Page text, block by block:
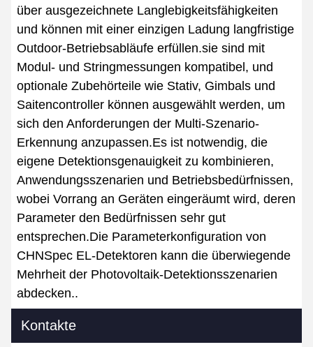
über ausgezeichnete Langlebigkeitsfähigkeiten
und können mit einer einzigen Ladung langfristige
Outdoor-Betriebsabläufe erfüllen.sie sind mit
Modul- und Stringmessungen kompatibel, und
optionale Zubehörteile wie Stativ, Gimbals und
Saitencontroller können ausgewählt werden, um
sich den Anforderungen der Multi-Szenario-
Erkennung anzupassen.Es ist notwendig, die
eigene Detektionsgenauigkeit zu kombinieren,
Anwendungsszenarien und Betriebsbedürfnissen,
wobei Vorrang an Geräten eingeräumt wird, deren
Parameter den Bedürfnissen sehr gut
entsprechen.Die Parameterkonfiguration von
CHNSpec EL-Detektoren kann die überwiegende
Mehrheit der Photovoltaik-Detektionsszenarien
abdecken..
Kontakte